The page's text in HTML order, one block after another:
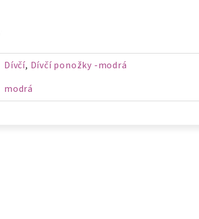
Dívčí, Dívčí ponožky -modrá
modrá